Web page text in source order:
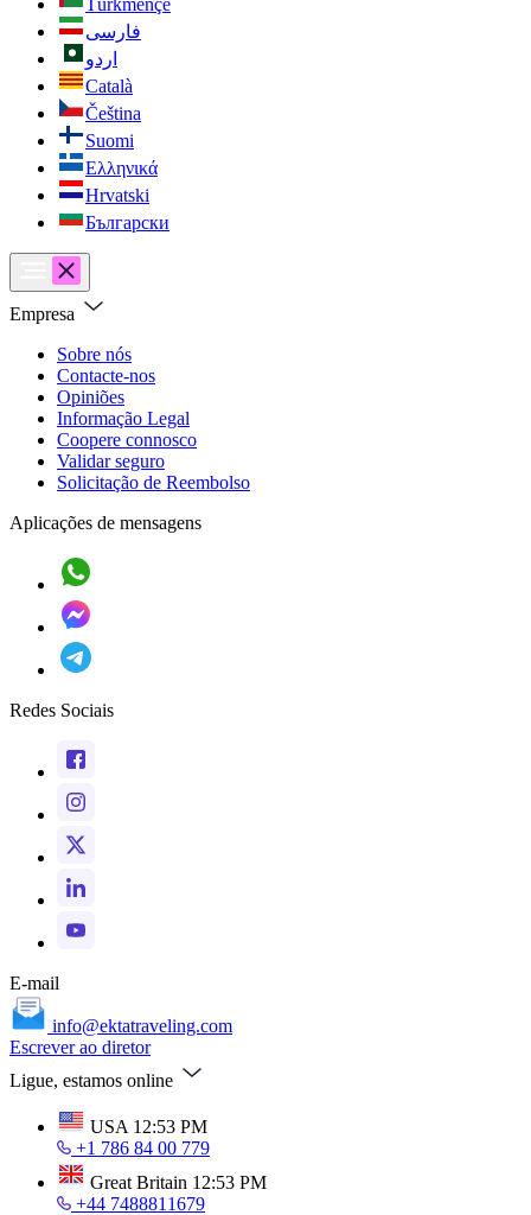
Türkmençe
فارسی
اردو
Català
Čeština
Suomi
Ελληνικά
Hrvatski
Български
Empresa
Sobre nós
Contacte-nos
Opiniões
Informação Legal
Coopere connosco
Validar seguro
Solicitação de Reembolso
Aplicações de mensagens
Redes Sociais
E-mail
info@ektatraveling.com
Escrever ao diretor
Ligue, estamos online
USA 12:53 PM
+1 786 84 00 779
Great Britain 12:53 PM
+44 7488811679